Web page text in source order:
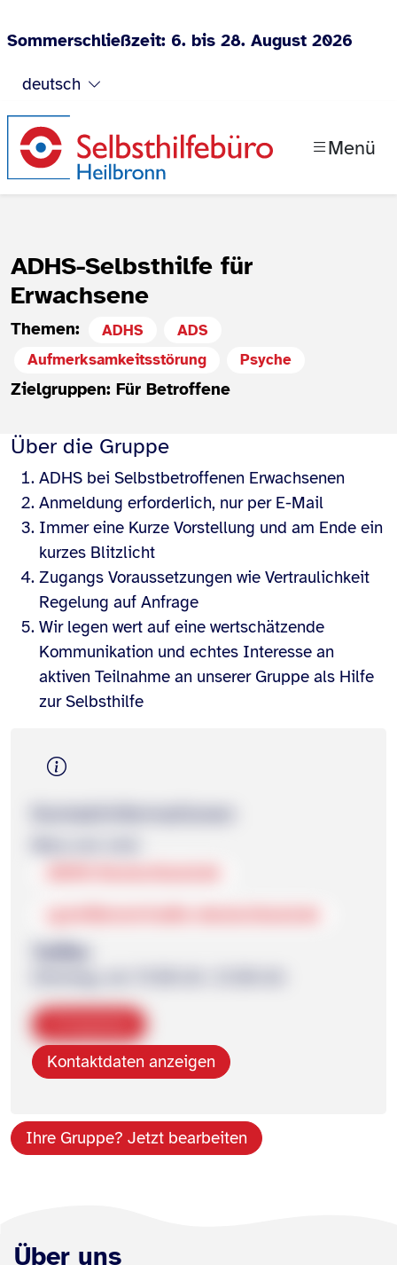
Zum Inhalt springen
Sommerschließzeit: 6. bis 28. August 2026
deutsch
Menü
ADHS-Selbsthilfe für
Erwachsene
Themen: ADHS
ADS
Aufmerksamkeitsstörung
Psyche
Zielgruppen: Für Betroffene
Über die Gruppe
ADHS bei Selbstbetroffenen Erwachsenen
Anmeldung erforderlich, nur per E-Mail
Immer eine Kurze Vorstellung und am Ende ein
kurzes Blitzlicht
Zugangs Voraussetzungen wie Vertraulichkeit
Regelung auf Anfrage
Wir legen wert auf eine wertschätzende
Kommunikation und echtes Interesse an
aktiven Teilnahme an unserer Gruppe als Hilfe
zur Selbsthilfe
Kontaktdaten anzeigen
Ihre Gruppe? Jetzt bearbeiten
Über uns